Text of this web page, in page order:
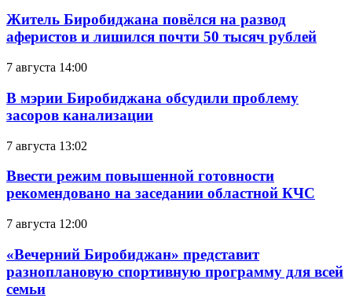
Житель Биробиджана повёлся на развод
аферистов и лишился почти 50 тысяч рублей
7 августа 14:00
В мэрии Биробиджана обсудили проблему
засоров канализации
7 августа 13:02
Ввести режим повышенной готовности
рекомендовано на заседании областной КЧС
7 августа 12:00
«Вечерний Биробиджан» представит
разноплановую спортивную программу для всей
семьи